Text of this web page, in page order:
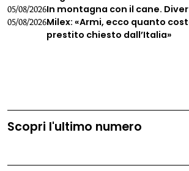
05/08/2026In montagna con il cane.
05/08/2026Milex: «Armi, ecco quanto
prestito chiesto dall’Italia»
Scopri l'ultimo numero